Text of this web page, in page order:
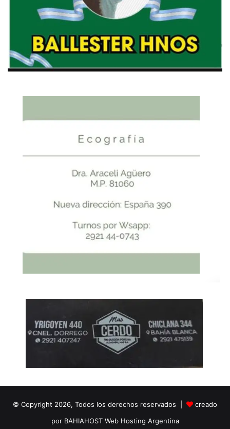
© Copyright 2026, Todos los derechos reservados |
creado
por BAHIAHOST Web Hosting Argentina